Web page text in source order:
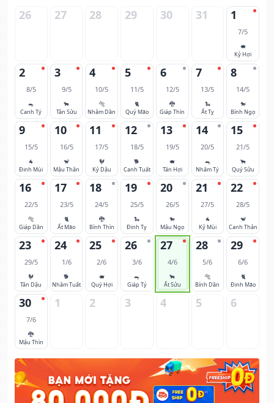
26 27 28 29 30 31 1
7/5
🐖
Kỷ Hợi
2
8/5
🐀
Canh Tý
3
9/5
🐂
Tân Sửu
4
10/5
🐅
Nhâm Dần
5
11/5
🐈
Quý Mão
6
12/5
🐉
Giáp Thìn
7
13/5
🐍
Ất Tỵ
8
14/5
🐎
Bính Ngọ
9
15/5
🐐
Đinh Mùi
10
16/5
🐒
Mậu Thân
11
17/5
🐓
Kỷ Dậu
12
18/5
🐕
Canh Tuất
13
19/5
🐖
Tân Hợi
14
20/5
🐀
Nhâm Tý
15
21/5
🐂
Quý Sửu
16
22/5
🐅
Giáp Dần
17
23/5
🐈
Ất Mão
18
24/5
🐉
Bính Thìn
19
25/5
🐍
Đinh Tỵ
20
26/5
🐎
Mậu Ngọ
21
27/5
🐐
Kỷ Mùi
22
28/5
🐒
Canh Thân
23
29/5
🐓
Tân Dậu
24
1/6
🐕
Nhâm Tuất
25
2/6
🐖
Quý Hợi
26
3/6
🐀
Giáp Tý
27
4/6
🐂
Ất Sửu
28
5/6
🐅
Bính Dần
29
6/6
🐈
Đinh Mão
30
7/6
🐉
Mậu Thìn
1 2 3 4 5 6